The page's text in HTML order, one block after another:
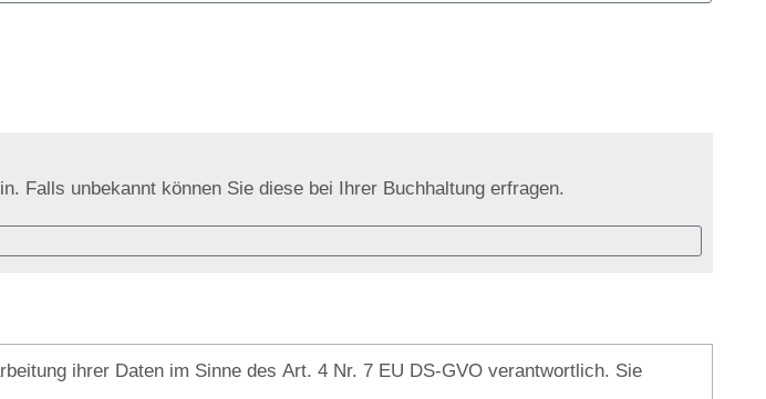
Falls unbekannt können Sie diese bei Ihrer Buchhaltung erfragen.